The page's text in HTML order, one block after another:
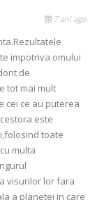
7 ani ago
impotriva omului
de
tot mai mult
cei ce au puterea
este
toate
multa
visurilor lor fara
a planetei in care